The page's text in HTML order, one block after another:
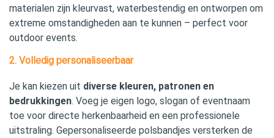
materialen zijn kleurvast, waterbestendig en ontworpen om
extreme omstandigheden aan te kunnen – perfect voor
outdoor events.
2. Volledig personaliseerbaar
Je kan kiezen uit diverse kleuren, patronen en
bedrukkingen. Voeg je eigen logo, slogan of eventnaam
toe voor directe herkenbaarheid en een professionele
uitstraling. Gepersonaliseerde polsbandjes versterken de